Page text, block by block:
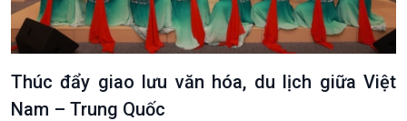
Thúc đẩy giao lưu văn hóa, du lịch giữa Việt
Nam – Trung Quốc